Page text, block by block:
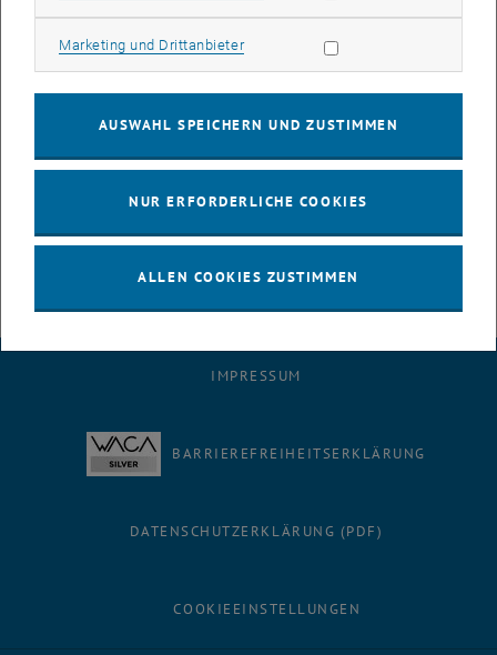
Die Verlängerung des SonderforschungbereichesTomography
Across the Scaleswurde vom FWF genehmigt und das Projekt wird
für eine zweite Finanzierungsperiode über 4 Jahre fortgeführt! In
unserem SFB-Projekt arbeiten wir mit Forschern von der Universität
Wien, der MedUni Wien, der MedUni Innsbruck, dem RICAM Institut
unsere cryo-SMLM Experimente optimieren zu können und weitere
neue Analysemethoden für die speziellen Anforderungen von SMLM
IMPRESSUM
BARRIEREFREIHEITSERKLÄRUNG
DATENSCHUTZERKLÄRUNG (PDF)
COOKIEEINSTELLUNGEN
Marketing und DrittanbieterMarketing Cookies zulassen
AUSWAHL SPEICHERN UND ZUSTIMMEN
NUR ERFORDERLICHE COOKIES
ALLEN COOKIES ZUSTIMMEN